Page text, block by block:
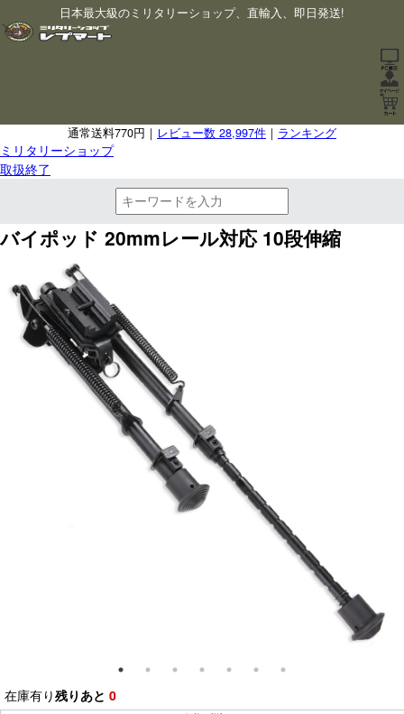
日本最大級のミリタリーショップ、直輸入、即日発送!
通常送料770円｜ レビュー数 28,997件 ｜ ランキング
ミリタリーショップ
取扱終了
バイポッド 20mmレール対応 10段伸縮
在庫有り残りあと 0